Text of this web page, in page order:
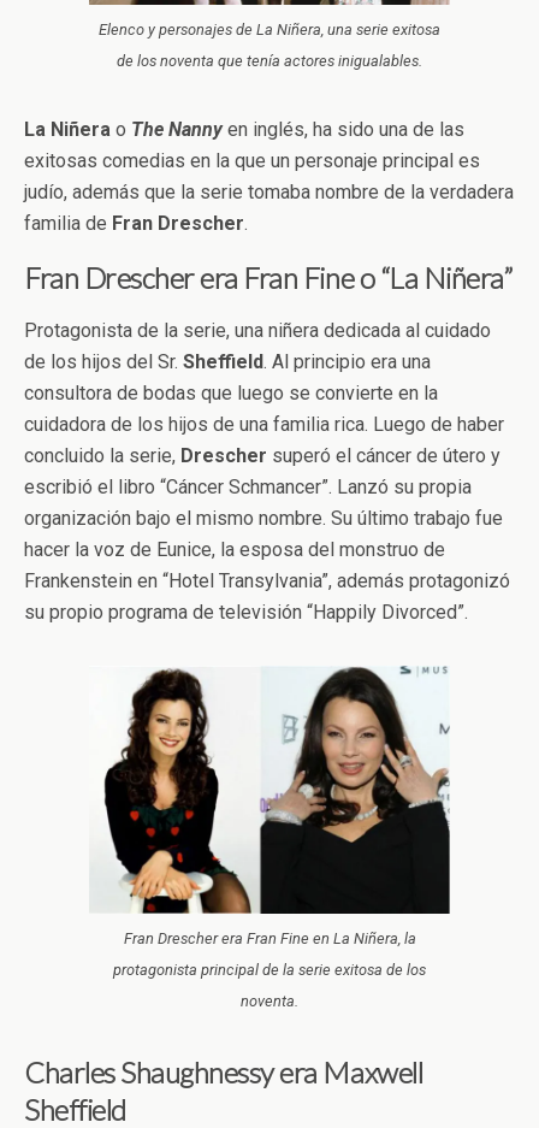
Elenco y personajes de La Niñera, una serie exitosa
de los noventa que tenía actores inigualables.
La Niñera o The Nannyen inglés, ha sido una de las
exitosas comedias en la que un personaje principal es
judío, además que la serie tomaba nombre de la verdadera
familia de Fran Drescher.
Fran Drescher era Fran Fine o “La Niñera”
Protagonista de la serie, una niñera dedicada al cuidado
de los hijos del Sr. Sheffield. Al principio era una
consultora de bodas que luego se convierte en la
cuidadora de los hijos de una familia rica. Luego de haber
concluido la serie, Drescher superó el cáncer de útero y
escribió el libro “Cáncer Schmancer”. Lanzó su propia
organización bajo el mismo nombre. Su último trabajo fue
hacer la voz de Eunice, la esposa del monstruo de
Frankenstein en “Hotel Transylvania”, además protagonizó
su propio programa de televisión “Happily Divorced”.
Fran Drescher era Fran Fine en La Niñera, la
protagonista principal de la serie exitosa de los
noventa.
Charles Shaughnessy era Maxwell
Sheffield